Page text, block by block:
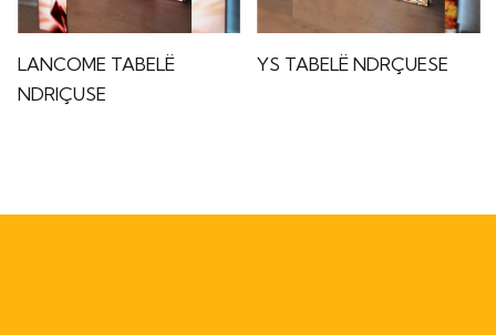
LANCOME TABELË
NDRIÇUSE
YS TABELË NDRÇUESE